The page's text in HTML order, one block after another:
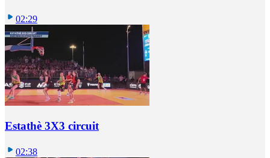
02:29
Estathè 3X3 circuit
02:38